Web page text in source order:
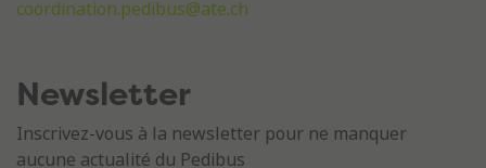
coordination.pedibus@ate.ch
Newsletter
Inscrivez-vous à la newsletter pour ne manquer
aucune actualité du Pedibus